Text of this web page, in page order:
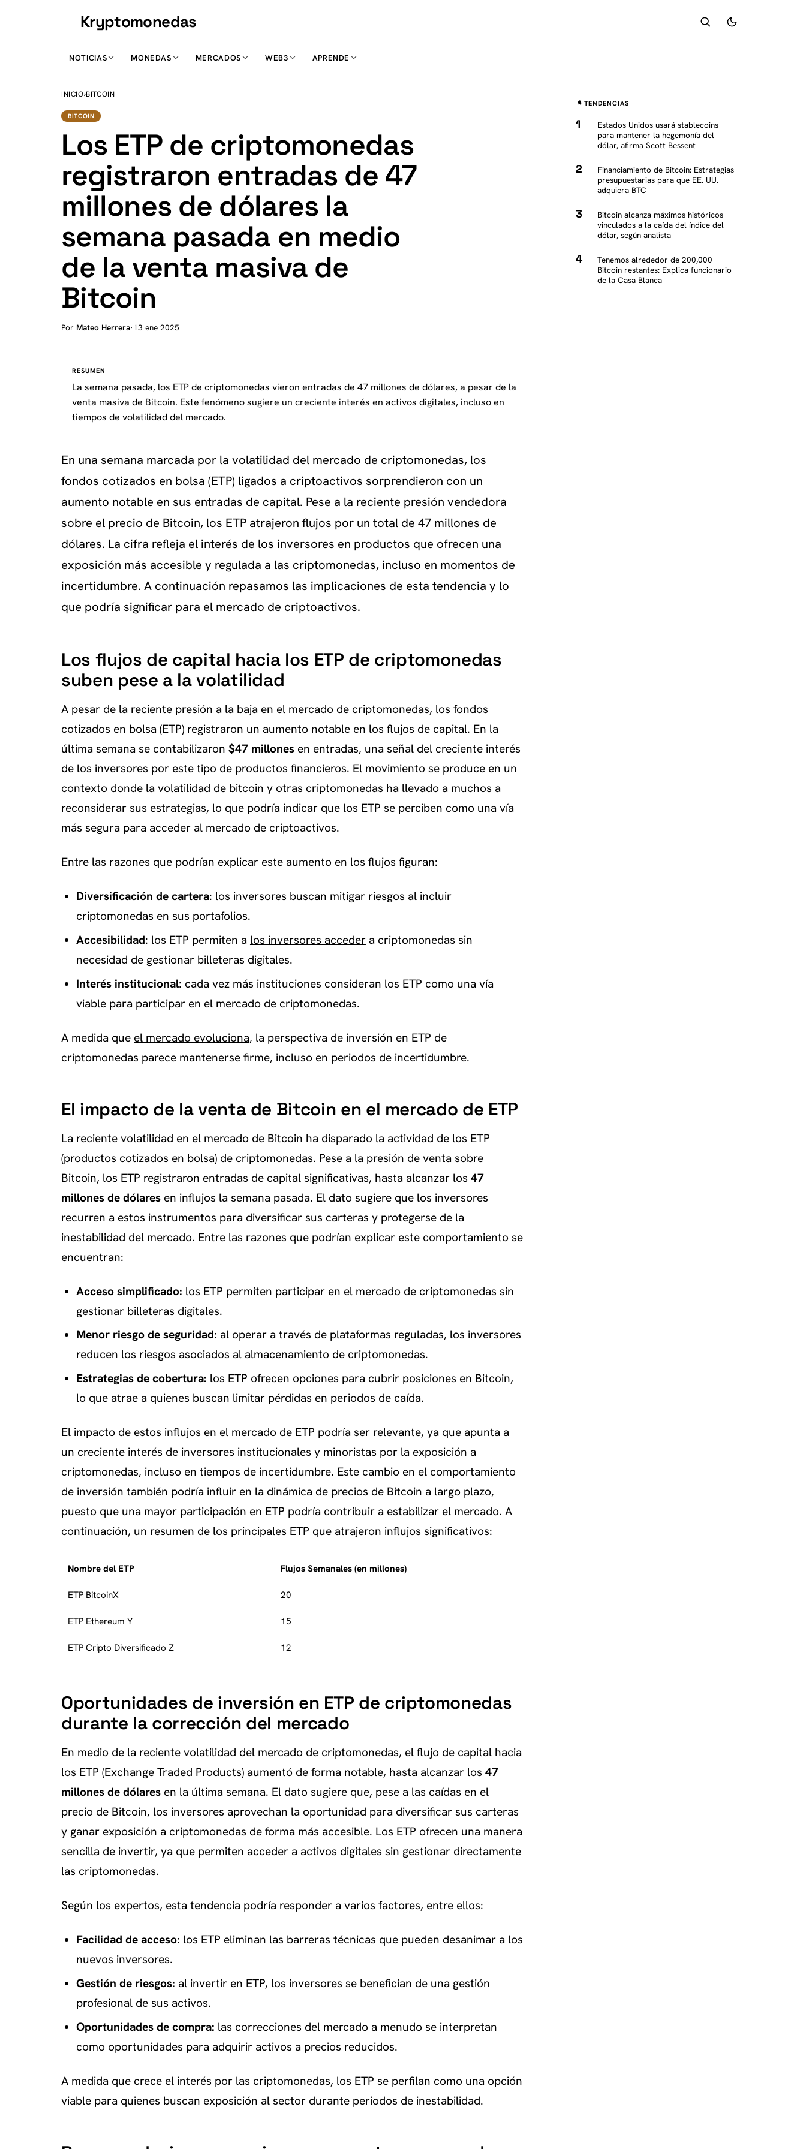
Kryptomonedas
NOTICIAS MONEDAS MERCADOS WEB3 APRENDE
INICIO›BITCOIN
BITCOIN
Los ETP de criptomonedas
registraron entradas de 47
millones de dólares la
semana pasada en medio
de la venta masiva de
Bitcoin
Por Mateo Herrera·13 ene 2025
RESUMEN
La semana pasada, los ETP de criptomonedas vieron entradas de 47 millones de dólares, a pesar de la
venta masiva de Bitcoin. Este fenómeno sugiere un creciente interés en activos digitales, incluso en
tiempos de volatilidad del mercado.
En una semana marcada por la volatilidad del mercado de criptomonedas, los
fondos cotizados en bolsa (ETP) ligados a criptoactivos sorprendieron con un
aumento notable en sus entradas de capital. Pese a la reciente presión vendedora
sobre el precio de Bitcoin, los ETP atrajeron flujos por un total de 47 millones de
dólares. La cifra refleja el interés de los inversores en productos que ofrecen una
exposición más accesible y regulada a las criptomonedas, incluso en momentos de
incertidumbre. A continuación repasamos las implicaciones de esta tendencia y lo
que podría significar para el mercado de criptoactivos.
Los flujos de capital hacia los ETP de criptomonedas
suben pese a la volatilidad
A pesar de la reciente presión a la baja en el mercado de criptomonedas, los fondos
cotizados en bolsa (ETP) registraron un aumento notable en los flujos de capital. En la
última semana se contabilizaron $47 millones en entradas, una señal del creciente interés
de los inversores por este tipo de productos financieros. El movimiento se produce en un
contexto donde la volatilidad de bitcoin y otras criptomonedas ha llevado a muchos a
reconsiderar sus estrategias, lo que podría indicar que los ETP se perciben como una vía
más segura para acceder al mercado de criptoactivos.
Entre las razones que podrían explicar este aumento en los flujos figuran:
Diversificación de cartera: los inversores buscan mitigar riesgos al incluir
criptomonedas en sus portafolios.
Accesibilidad: los ETP permiten a los inversores accedera criptomonedas sin
necesidad de gestionar billeteras digitales.
Interés institucional: cada vez más instituciones consideran los ETP como una vía
viable para participar en el mercado de criptomonedas.
A medida que el mercado evoluciona, la perspectiva de inversión en ETP de
criptomonedas parece mantenerse firme, incluso en periodos de incertidumbre.
El impacto de la venta de Bitcoin en el mercado de ETP
La reciente volatilidad en el mercado de Bitcoin ha disparado la actividad de los ETP
(productos cotizados en bolsa) de criptomonedas. Pese a la presión de venta sobre
Bitcoin, los ETP registraron entradas de capital significativas, hasta alcanzar los 47
millones de dólares en influjos la semana pasada. El dato sugiere que los inversores
recurren a estos instrumentos para diversificar sus carteras y protegerse de la
inestabilidad del mercado. Entre las razones que podrían explicar este comportamiento se
encuentran:
Acceso simplificado: los ETP permiten participar en el mercado de criptomonedas sin
gestionar billeteras digitales.
Menor riesgo de seguridad: al operar a través de plataformas reguladas, los inversores
reducen los riesgos asociados al almacenamiento de criptomonedas.
Estrategias de cobertura: los ETP ofrecen opciones para cubrir posiciones en Bitcoin,
lo que atrae a quienes buscan limitar pérdidas en periodos de caída.
El impacto de estos influjos en el mercado de ETP podría ser relevante, ya que apunta a
un creciente interés de inversores institucionales y minoristas por la exposición a
criptomonedas, incluso en tiempos de incertidumbre. Este cambio en el comportamiento
de inversión también podría influir en la dinámica de precios de Bitcoin a largo plazo,
puesto que una mayor participación en ETP podría contribuir a estabilizar el mercado. A
continuación, un resumen de los principales ETP que atrajeron influjos significativos:
Nombre del ETP Flujos Semanales (en millones)
ETP BitcoinX 20
ETP Ethereum Y 15
ETP Cripto Diversificado Z 12
Oportunidades de inversión en ETP de criptomonedas
durante la corrección del mercado
En medio de la reciente volatilidad del mercado de criptomonedas, el flujo de capital hacia
los ETP (Exchange Traded Products) aumentó de forma notable, hasta alcanzar los 47
millones de dólares en la última semana. El dato sugiere que, pese a las caídas en el
precio de Bitcoin, los inversores aprovechan la oportunidad para diversificar sus carteras
y ganar exposición a criptomonedas de forma más accesible. Los ETP ofrecen una manera
sencilla de invertir, ya que permiten acceder a activos digitales sin gestionar directamente
las criptomonedas.
Según los expertos, esta tendencia podría responder a varios factores, entre ellos:
Facilidad de acceso: los ETP eliminan las barreras técnicas que pueden desanimar a los
nuevos inversores.
Gestión de riesgos: al invertir en ETP, los inversores se benefician de una gestión
profesional de sus activos.
Oportunidades de compra: las correcciones del mercado a menudo se interpretan
como oportunidades para adquirir activos a precios reducidos.
A medida que crece el interés por las criptomonedas, los ETP se perfilan como una opción
viable para quienes buscan exposición al sector durante periodos de inestabilidad.
TENDENCIAS
Estados Unidos usará stablecoins
para mantener la hegemonía del
dólar, afirma Scott Bessent
Financiamiento de Bitcoin: Estrategias
presupuestarias para que EE. UU.
adquiera BTC
Bitcoin alcanza máximos históricos
vinculados a la caída del índice del
dólar, según analista
Tenemos alrededor de 200,000
Bitcoin restantes: Explica funcionario
de la Casa Blanca